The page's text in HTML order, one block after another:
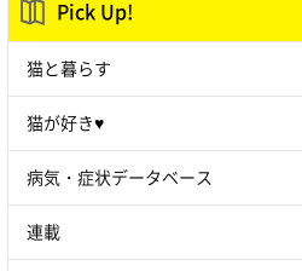
Pick Up!
猫と暮らす
猫が好き♥
病気・症状データベース
連載